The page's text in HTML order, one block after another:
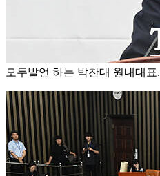
모두발언 하는 박찬대 원내대표.